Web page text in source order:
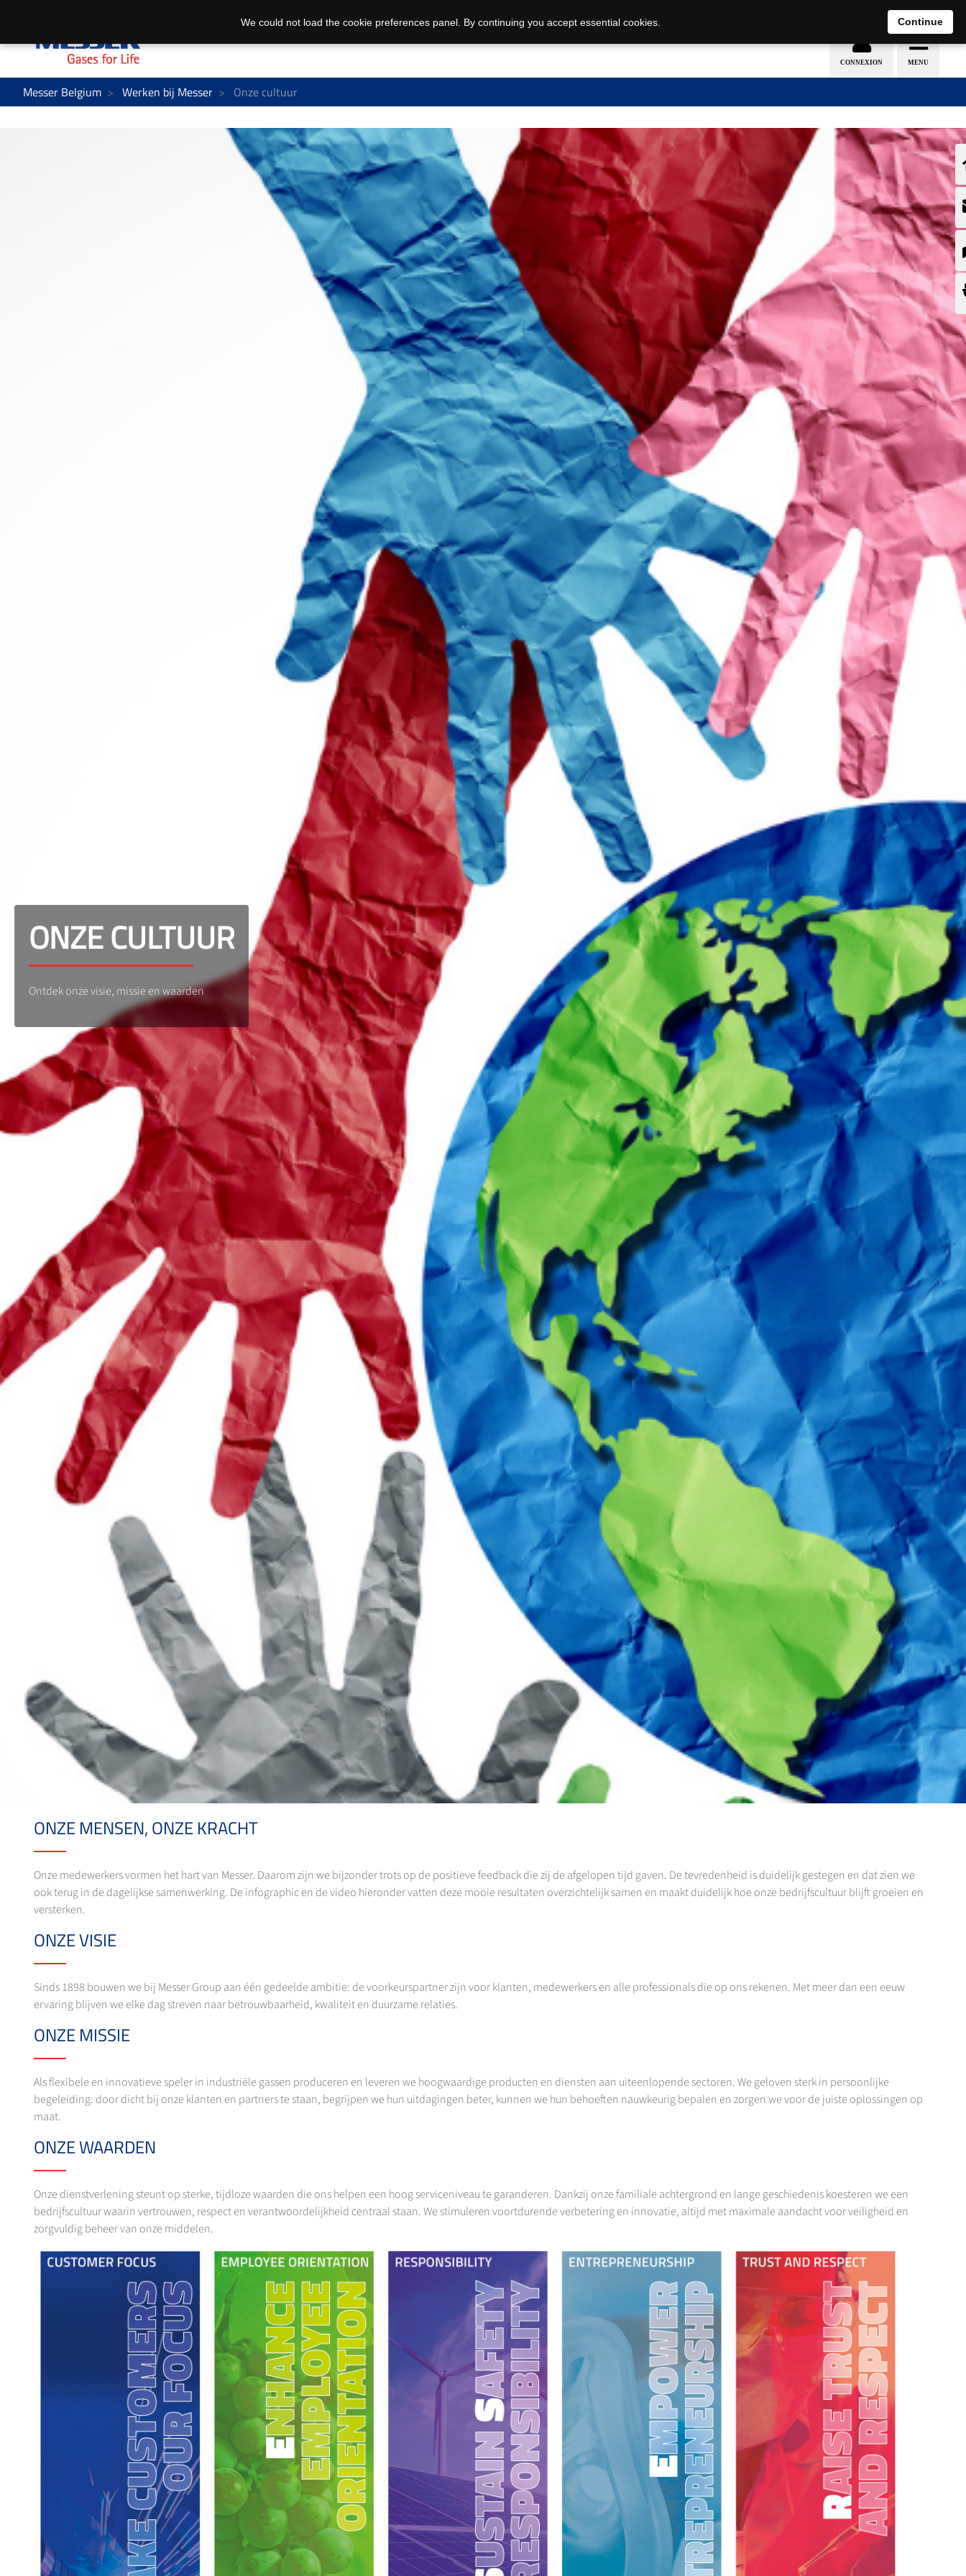
Nederlands français
Messer Belgium Werken bij Messer Onze cultuur
ONZE CULTUUR
Ontdek onze visie, missie en waarden
ONZE MENSEN, ONZE KRACHT
Onze medewerkers vormen het hart van Messer. Daarom zijn we bijzonder trots op de positieve feedback die zij de afgelopen tijd gaven. De tevredenheid is duidelijk gestegen en dat zien we
ook terug in de dagelijkse samenwerking. De infographic en de video hieronder vatten deze mooie resultaten overzichtelijk samen en maakt duidelijk hoe onze bedrijfscultuur blijft groeien en
versterken.
ONZE VISIE
Sinds 1898 bouwen we bij Messer Group aan één gedeelde ambitie: de voorkeurs­partner zijn voor klanten, medewerkers en alle professionals die op ons rekenen. Met meer dan een eeuw
ervaring blijven we elke dag streven naar betrouwbaarheid, kwaliteit en duurzame relaties.
ONZE MISSIE
Als flexibele en innovatieve speler in industriële gassen produceren en leveren we hoogwaardige producten en diensten aan uiteenlopende sectoren. We geloven sterk in persoonlijke
begeleiding: door dicht bij onze klanten en partners te staan, begrijpen we hun uitdagingen beter, kunnen we hun behoeften nauwkeurig bepalen en zorgen we voor de juiste oplossingen op
maat.
ONZE WAARDEN
Onze dienstverlening steunt op sterke, tijdloze waarden die ons helpen een hoog serviceniveau te garanderen. Dankzij onze familiale achtergrond en lange geschiedenis koesteren we een
bedrijfscultuur waarin vertrouwen, respect en verantwoordelijkheid centraal staan. We stimuleren voortdurende verbetering en innovatie, altijd met maximale aandacht voor veiligheid en
zorgvuldig beheer van onze middelen.
We could not load the cookie preferences panel. By continuing you accept essential cookies. Continue